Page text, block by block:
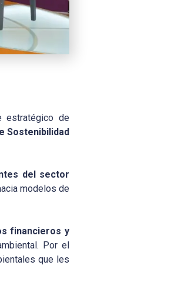
estratégico de
Sostenibilidad
del sector
modelos de
financieros y
Por el
que les